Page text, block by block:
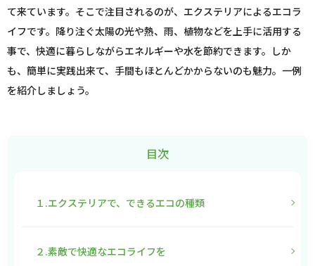
て来ています。そこで注目されるのが、エクステリアによるエコラ
イフです。降り注ぐ太陽の光や熱、雨、植物などを上手に活用する
事で、快適に暮らしながらエネルギーや水を節約できます。しか
も、簡単に実践出来て、手間もほとんどかからないのも魅力。一例
を紹介しましょう。
目次
１.エクステリアで、できるエコの種類
２.素敵で快適なエコライフを